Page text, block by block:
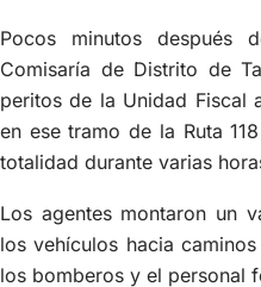
Pocos minutos después
Comisaría de Distrito de
peritos de la Unidad Fiscal
en ese tramo de la Ruta
totalidad durante varias
Los agentes montaron un
los vehículos hacia
los bomberos y el personal